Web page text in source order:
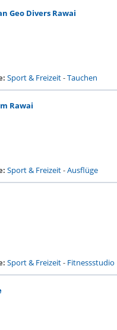
Geo Divers Rawai
Sport & Freizeit-Tauchen
Rawai
Sport & Freizeit-Ausflüge
Sport & Freizeit- Fitnessstudio